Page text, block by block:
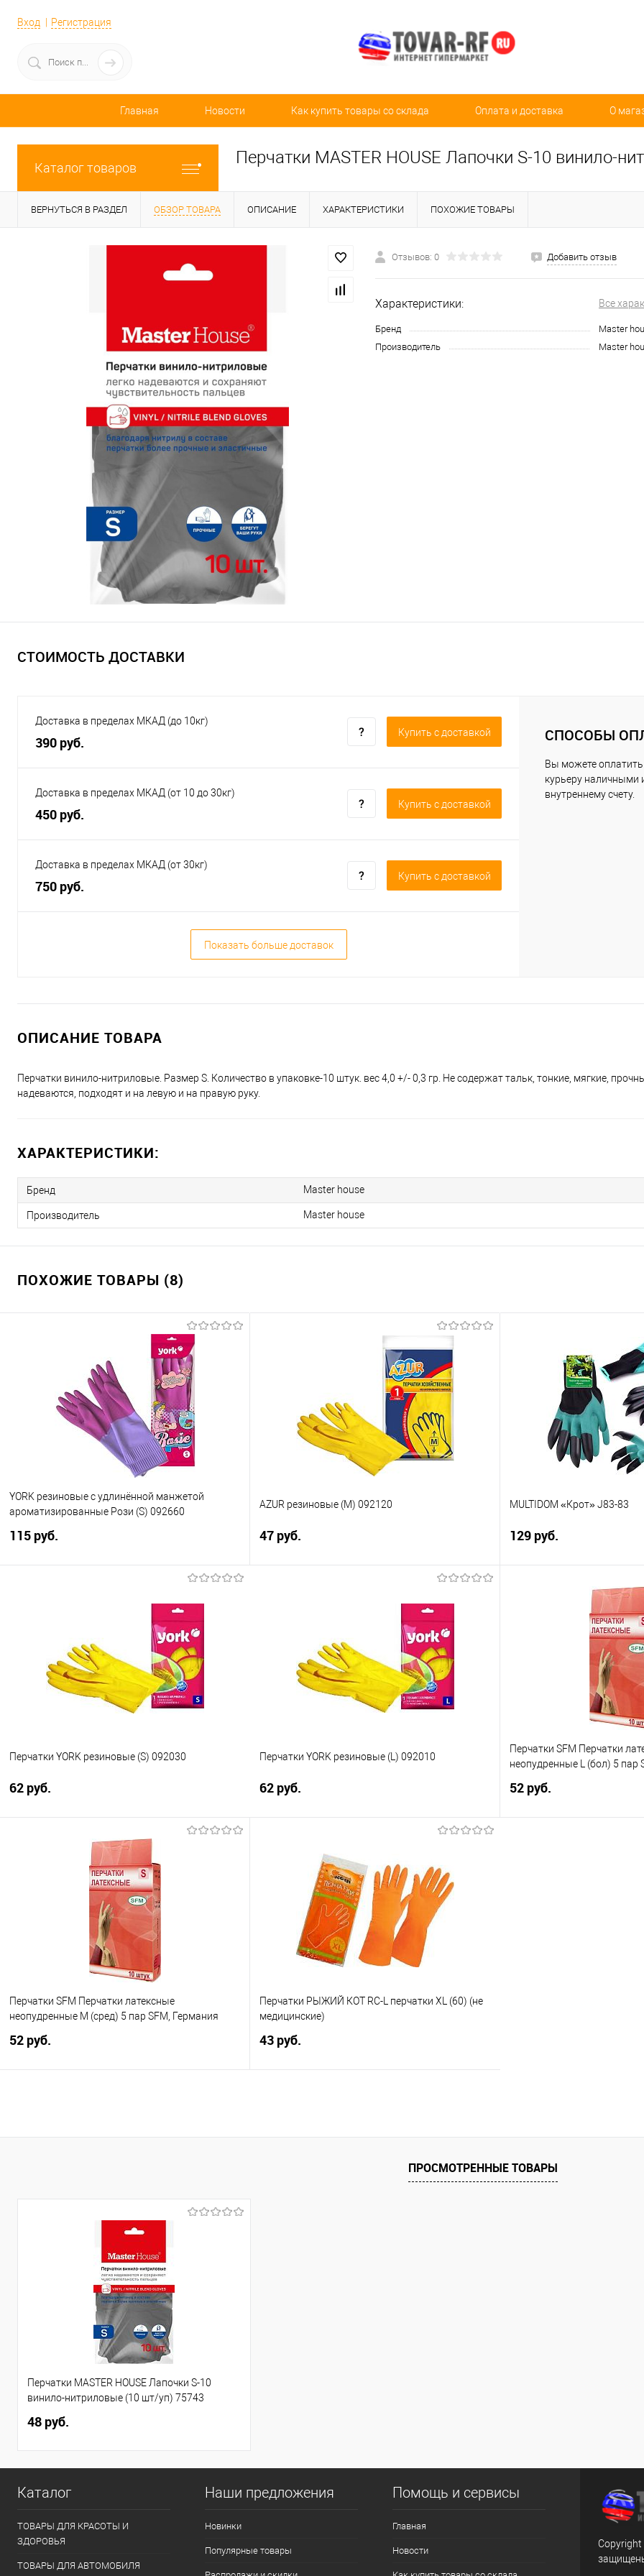
Вход Регистрация
Главная Новости Как купить товары со склада Оплата и доставка О
Каталог товаров
Перчатки MASTER HOUSE Лапочки S-10 винило-
ВЕРНУТЬСЯ В РАЗДЕЛ ОБЗОР ТОВАРА ОПИСАНИЕ ХАРАКТЕРИСТИКИ ПОХОЖИЕ ТОВАРЫ
Отзывов: 0 Добавить отзыв
Характеристики: Все
Бренд
Master
Производитель
Master
СТОИМОСТЬ ДОСТАВКИ
Доставка в пределах МКАД (до 10кг)
390 руб.
Купить c доставкой
Доставка в пределах МКАД (от 10 до 30кг)
450 руб.
Купить c доставкой
Доставка в пределах МКАД (от 30кг)
750 руб.
Купить c доставкой
Показать больше доставок
СПОСОБЫ
Вы можете оплатить
курьеру наличными
внутреннему счету.
ОПИСАНИЕ ТОВАРА
Перчатки винило-нитриловые. Размер S. Количество в упаковке-10 штук. вес 4,0 +/- 0,3 гр. Не содержат тальк, тонкие, мягкие,
надеваются, подходят и на левую и на правую руку.
ХАРАКТЕРИСТИКИ:
Бренд Master house
Производитель Master house
ПОХОЖИЕ ТОВАРЫ (8)
YORK резиновые с удлинённой манжетой
ароматизированные Рози (S) 092660
115 руб.
Сравнение
В избранное
AZUR резиновые (М) 092120
47 руб.
Сравнение
В избранное
MULTIDOM «Крот» J83-83
129 руб.
В
Купить в 1 клик
Перчатки YORK резиновые (S) 092030
62 руб.
В корзину
Купить в 1 клик
Сравнение
Перчатки YORK резиновые (L) 092010
62 руб.
Купить в 1 клик
Сравнение
В избранное
Перчатки SFM Перчатки
неопудренные L (бол) 5 пар
52 руб.
Перчатки SFM Перчатки латексные
неопудренные M (сред) 5 пар SFM, Германия
52 руб.
Купить в 1 клик
Сравнение
Перчатки РЫЖИЙ КОТ RC-L перчатки XL (60) (не
медицинские)
43 руб.
Купить в 1 клик
Сравнение
ПРОСМОТРЕННЫЕ ТОВАРЫ
Перчатки MASTER HOUSE Лапочки S-10
винило-нитриловые (10 шт/уп) 75743
48 руб.
Каталог
ТОВАРЫ ДЛЯ КРАСОТЫ И
ЗДОРОВЬЯ
ТОВАРЫ ДЛЯ АВТОМОБИЛЯ
Наши предложения
Новинки
Популярные товары
Помощь и сервисы
Главная
Новости